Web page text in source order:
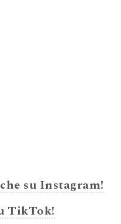
su Instagram!
TikTok!